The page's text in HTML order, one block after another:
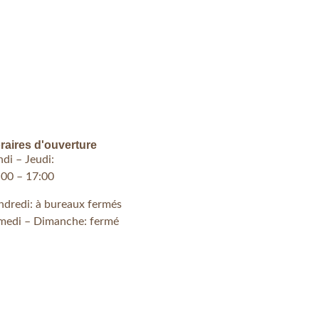
d'ouverture
– Jeudi:
– 17:00
à bureaux fermés
– Dimanche: fermé